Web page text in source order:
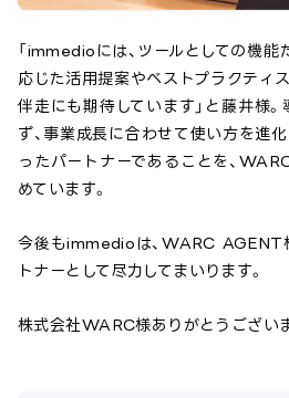
「immedioには、ツールとしての機能
応じた活用提案やベストプラクティ
伴走にも期待しています」と藤井様
ず、事業成長に合わせて使い方を進
ったパートナーであることを、
めています。
今後もimmedioは、WARC AGENT
トナーとして尽力してまいります。
株式会社WARC様ありがとうござい